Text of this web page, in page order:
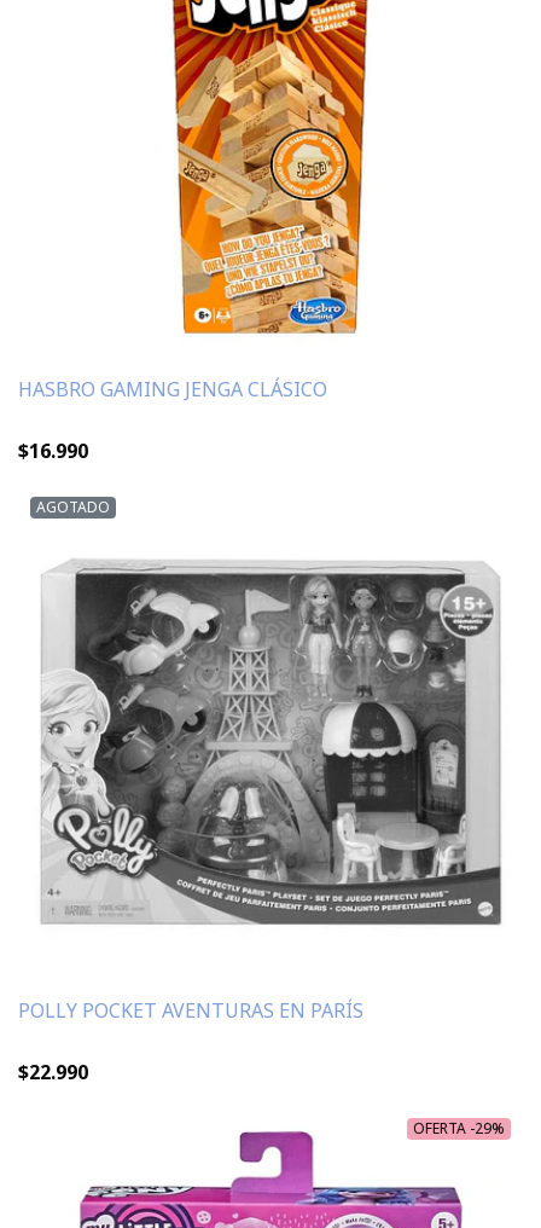
HASBRO GAMING JENGA CLÁSICO
$16.990
AGOTADO
POLLY POCKET AVENTURAS EN PARÍS
$22.990
OFERTA -29%